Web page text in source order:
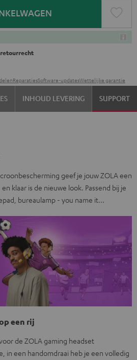
ReparatiesSoftware-updatesWettelijke garantie
INHOUD LEVERING SUPPORT
geef je jouw ZOLA een
klaar is de nieuwe look. Passend bij je
bureaulamp - you name it...
een rij
de ZOLA gaming headset
in een handomdraai heb je een volledig